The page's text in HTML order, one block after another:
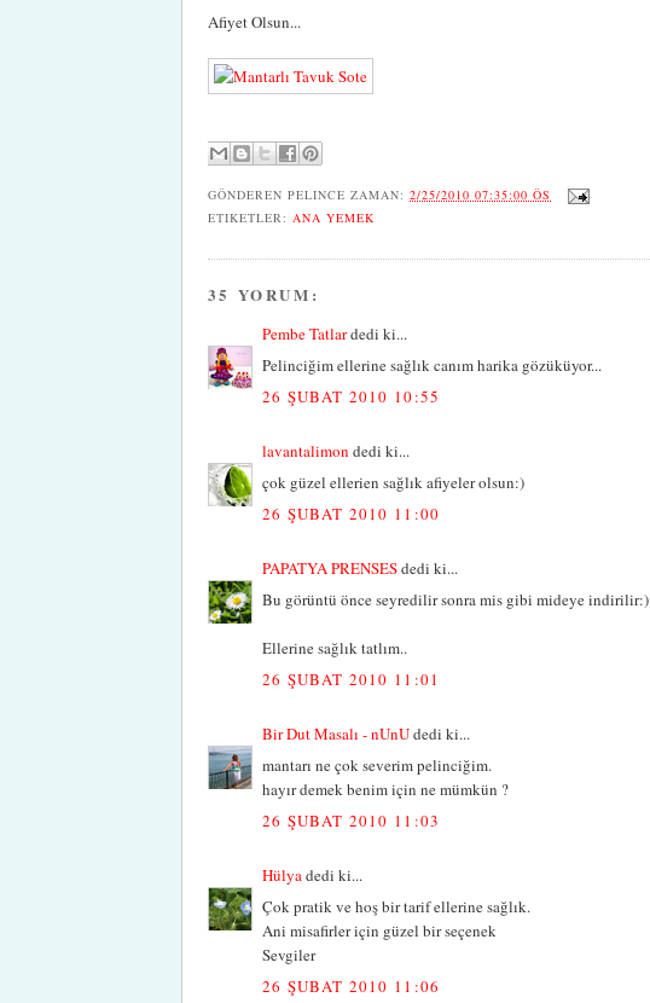
Afiyet Olsun...
GÖNDEREN PELINCE ZAMAN:2/25/2010 07:35:00 ÖS
ETIKETLER: ANA YEMEK
35 YORUM:
Pembe Tatlardedi ki...
Pelinciğim ellerine sağlık canım harika gözüküyor...
26 ŞUBAT 2010 10:55
lavantalimon dedi ki...
çok güzel ellerien sağlık afiyeler olsun:)
26 ŞUBAT 2010 11:00
PAPATYA PRENSESdedi ki...
Bu görüntü önce seyredilir sonra mis gibi mideye indirilir:)
Ellerine sağlık tatlım..
26 ŞUBAT 2010 11:01
Bir Dut Masalı - nUnUdedi ki...
mantarı ne çok severim pelinciğim.
hayır demek benim için ne mümkün ?
26 ŞUBAT 2010 11:03
Hülya dedi ki...
Çok pratik ve hoş bir tarif ellerine sağlık.
Ani misafirler için güzel bir seçenek
Sevgiler
26 ŞUBAT 2010 11:06